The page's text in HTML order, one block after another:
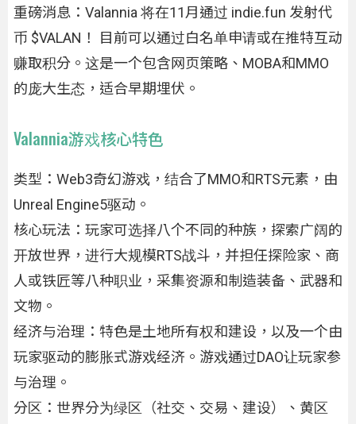
重磅消息：Valannia 将在11月通过 indie.fun 发射代
币 $VALAN！ 目前可以通过白名单申请或在推特互动
赚取积分。这是一个包含网页策略、MOBA和MMO
的庞大生态，适合早期埋伏。
Valannia游戏核心特色
类型：Web3奇幻游戏，结合了MMO和RTS元素，由
Unreal Engine5驱动。
核心玩法：玩家可选择八个不同的种族，探索广阔的
开放世界，进行大规模RTS战斗，并担任探险家、商
人或铁匠等八种职业，采集资源和制造装备、武器和
文物。
经济与治理：特色是土地所有权和建设，以及一个由
玩家驱动的膨胀式游戏经济。游戏通过DAO让玩家参
与治理。
分区：世界分为绿区（社交、交易、建设）、黄区